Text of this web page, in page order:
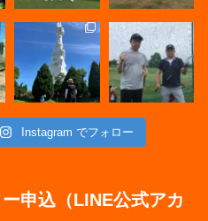
Instagram でフォロー
申込（LINE公式アカ